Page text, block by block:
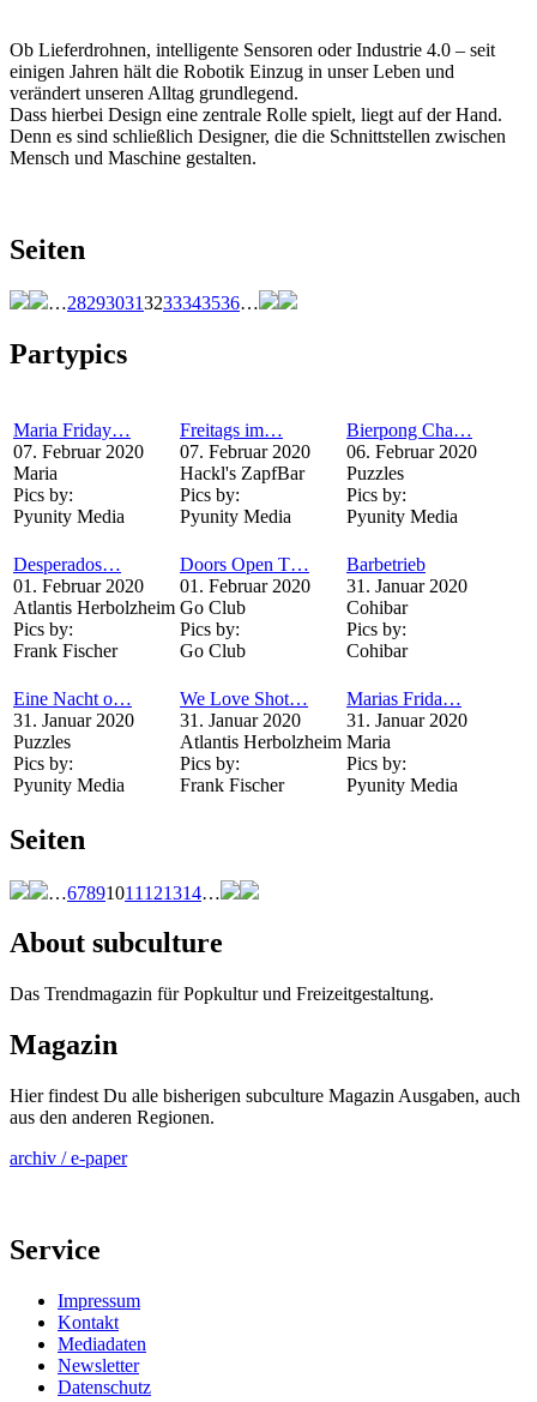
Ob Lieferdrohnen, intelligente Sensoren oder Industrie 4.0 – seit
einigen Jahren hält die Robotik Einzug in unser Leben und
verändert unseren Alltag grundlegend.
Dass hierbei Design eine zentrale Rolle spielt, liegt auf der Hand.
Denn es sind schließlich Designer, die die Schnittstellen zwischen
Mensch und Maschine gestalten.
Seiten
…282930313233343536…
Partypics
Maria Friday…
07. Februar 2020
Maria
Pics by:
Pyunity Media
Freitags im…
07. Februar 2020
Hackl's ZapfBar
Pics by:
Pyunity Media
Bierpong Cha…
06. Februar 2020
Puzzles
Pics by:
Pyunity Media
Desperados…
01. Februar 2020
Atlantis Herbolzheim
Pics by:
Frank Fischer
Doors Open T…
01. Februar 2020
Go Club
Pics by:
Go Club
Barbetrieb
31. Januar 2020
Cohibar
Pics by:
Cohibar
Eine Nacht o…
31. Januar 2020
Puzzles
Pics by:
Pyunity Media
We Love Shot…
31. Januar 2020
Atlantis Herbolzheim
Pics by:
Frank Fischer
Marias Frida…
31. Januar 2020
Maria
Pics by:
Pyunity Media
Seiten
…67891011 121314…
About subculture
Das Trendmagazin für Popkultur und Freizeitgestaltung.
Magazin
Hier findest Du alle bisherigen subculture Magazin Ausgaben, auch
aus den anderen Regionen.
archiv / e-paper
Service
Impressum
Kontakt
Mediadaten
Newsletter
Datenschutz